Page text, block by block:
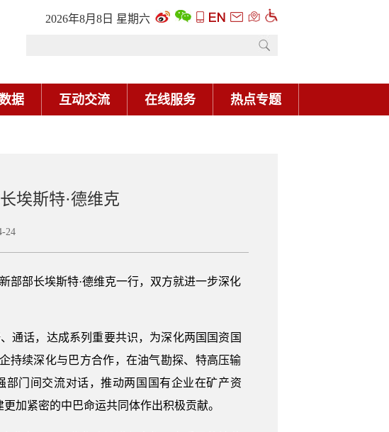
2026年8月8日 星期六
据 互动交流 在线服务 热点专题
埃斯特·德维克
24
部部长埃斯特·德维克一行，双方就进一步深化
通话，达成系列重要共识，为深化两国国资国
持续深化与巴方合作，在油气勘探、特高压输
门间交流对话，推动两国国有企业在矿产资
加紧密的中巴命运共同体作出积极贡献。